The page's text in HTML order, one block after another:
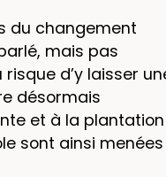
du changement
mais pas
d’y laisser
désormais
et à la plantation
sont ainsi menées